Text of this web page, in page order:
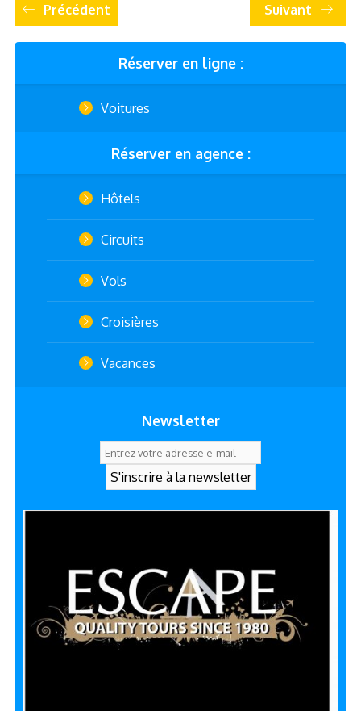
Réserver en ligne :
Voitures
Réserver en agence :
Hôtels
Circuits
Vols
Croisières
Vacances
Newsletter
Précédent Suivant